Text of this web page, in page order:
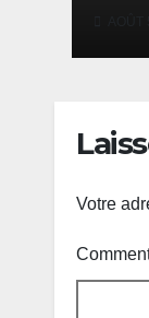
Votre